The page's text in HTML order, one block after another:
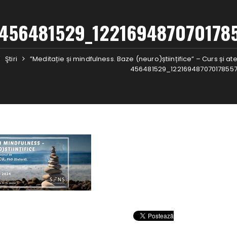
Ştiri
”Meditație și mindfulness. Baze (neuro)științifice” – Curs și